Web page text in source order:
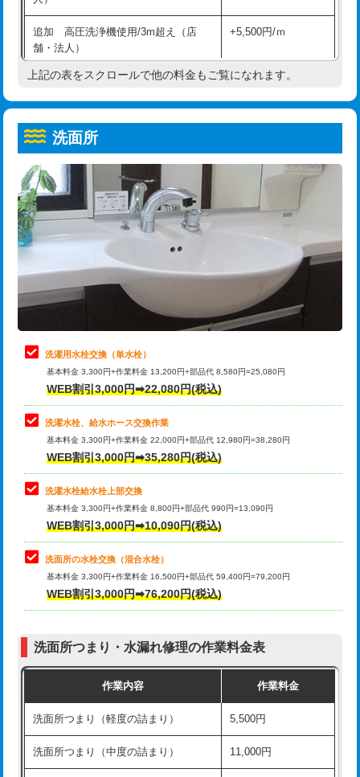
コンクリート斫り（厚さ10㎝超え）
モルタル補修（厚さ10㎝まで） 27,500円
モルタル補修（厚さ10㎝超え） 38,500円
洗面台設置 38,500円
追加人工
廃棄・処分 現場見積
※給水管工事は20mmまでの価格です。
給水管工事※（ホール加工)
給水管工事※（バンド止め) 3,300円
給水管工事※（支持金具設置) 5,500円
給水管工事※（保温材使用（バンド止
め込み）)
5,500円
給水管工事※（土の掘削・埋め戻し作
業)
11,000円
給水管工事※（塩ビ管（VP・HI）使
用/3ｍまで)
33,000円
給水管工事※（塩ビ管（VP・HI）使
用（追加）/3ｍ超え)
給水管工事※（ライニング鋼管・銅
管・ポリ管・HT管使用/3ｍまで)
44,000円
給水管工事※（ライニング鋼管・銅
管・ポリ管・HT管使用/3ｍ超え)
排水管工事（土の掘削・埋め戻し作
業）
排水管工事（排水管工事/3ｍまで） 55,000円
排水管工事（追加 排水管工事/3ｍ超
え）
マス交換（土の掘削・埋め戻し作業）
マス交換（深さ50㎝未満）
マス交換（深さ50㎝以上）
モルタル補修（厚さ10㎝まで） 27,500円
モルタル補修（厚さ10㎝超え） 38,500円
洗面台設置 38,500円
追加 高圧洗浄機使用/3m超え（店
舗・法人）
+5,500円/ｍ
高度高圧洗浄換 現地調査
トーラー機使用/3mまで
追加トーラー機使用/3m超え +3,300円
カメラ調査 33,000円
桝清掃
止水・漏水調査・防水処理・清掃・修
理・調整・分解・加工など（軽作業）
11,000円
止水・漏水調査・防水処理・清掃・修
理・調整・分解・加工など（中作業）
22,000円
止水・漏水調査・防水処理・清掃・修
理・調整・分解・加工など（重作業）
33,000円
キッチンタンク脱着
その他部品の脱着
交換・取付（タンク）
交換・取付(単水栓（壁付・デッキ
式）)
交換・取付(混合水栓（壁付・デッキ
式・ワンホール）)
16,500円+材料費
（P/S/ポップアップ））
交換・取付（その他部品） 11,000円+材料費
持込商品取付（単水栓） 13,200円
持込商品取付（混合水栓） 16,500円
持込商品取付（浄水器・分岐水栓） 16,500円
上記の表をスクロールで他の料金もご覧になれます。
洗面所
洗濯用水栓交換（単水栓）
基本料金 3,300円+作業料金 13,200円+部品代 8,580円=25,080円
WEB割引3,000円➡22,080円(税込)
洗濯水栓、給水ホース交換作業
基本料金 3,300円+作業料金 22,000円+部品代 12,980円=38,280円
WEB割引3,000円➡35,280円(税込)
洗濯水栓給水栓上部交換
基本料金 3,300円+作業料金 8,800円+部品代 990円=13,090円
WEB割引3,000円➡10,090円(税込)
洗面所の水栓交換（混合水栓）
基本料金 3,300円+作業料金 16,500円+部品代 59,400円=79,200円
WEB割引3,000円➡76,200円(税込)
洗面所つまり・水漏れ修理の作業料金表
作業内容 作業料金
洗面所つまり（軽度の詰まり） 5,500円
洗面所つまり（中度の詰まり） 11,000円